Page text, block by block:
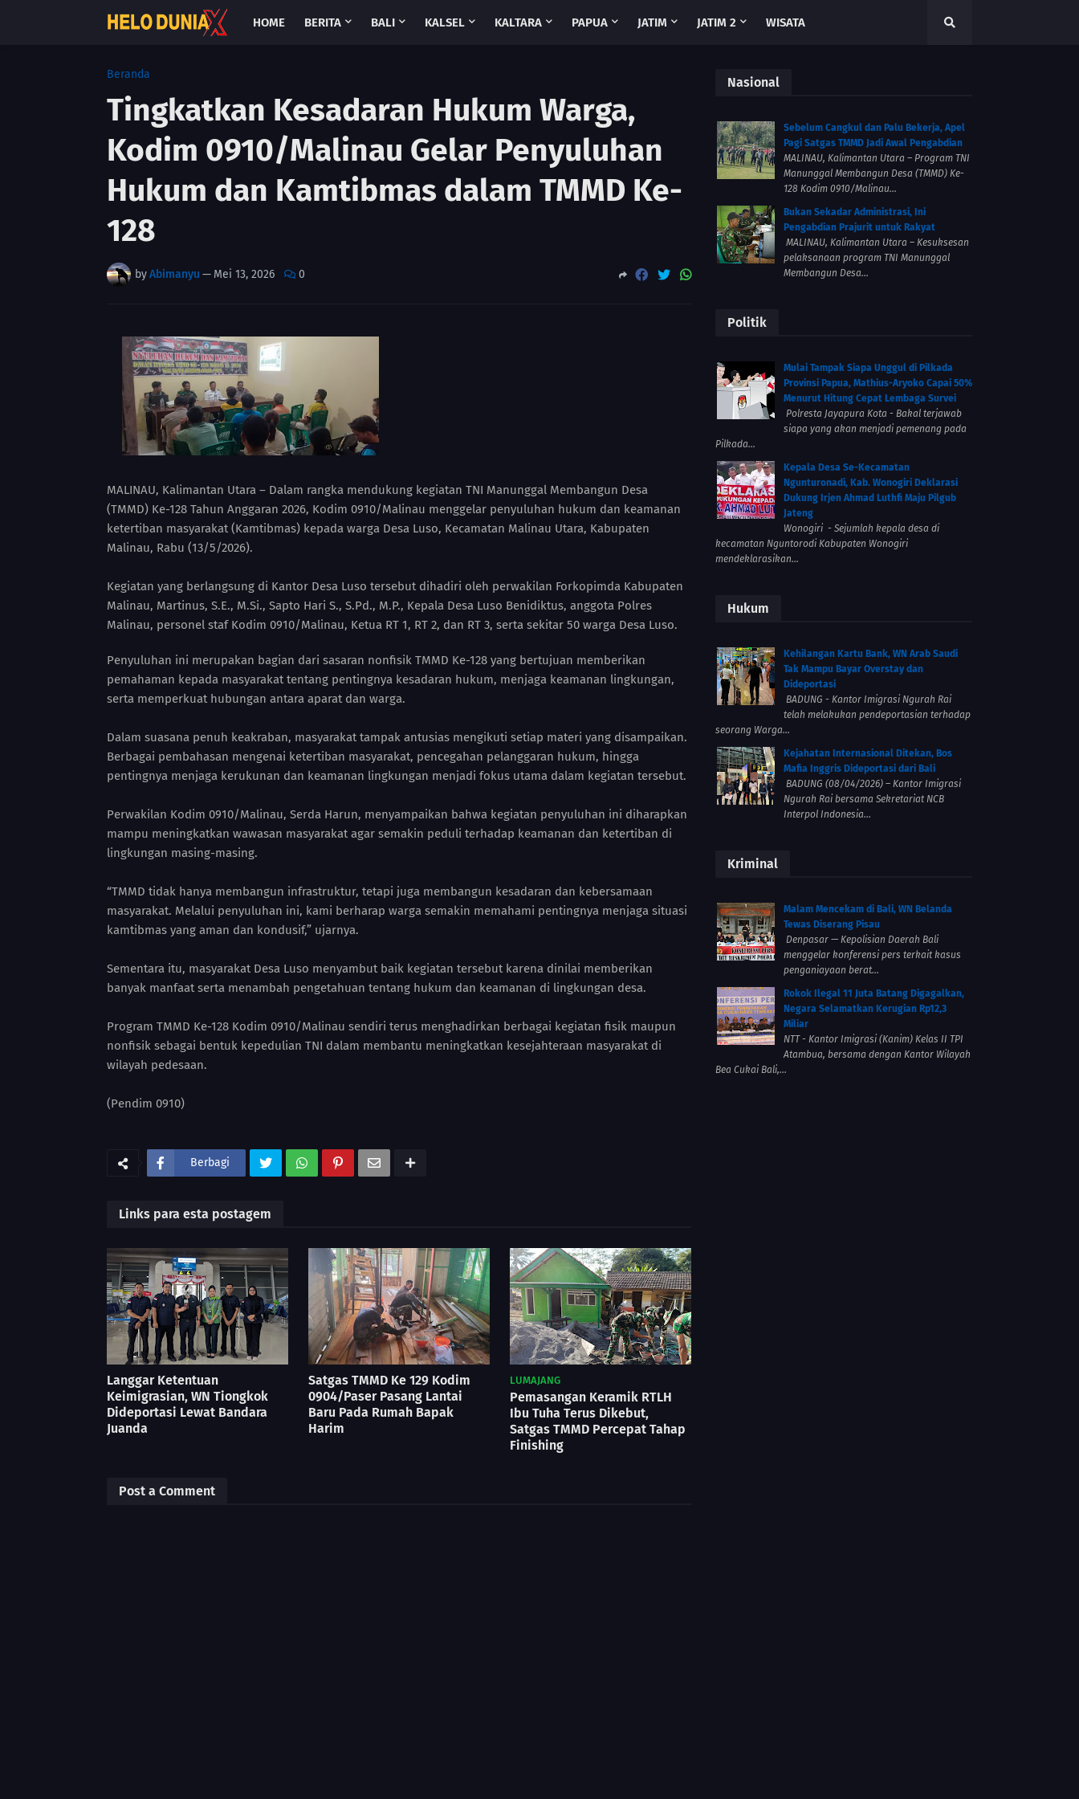
HOME BERITA BALI KALSEL KALTARA PAPUA JATIM JATIM 2 WISATA
Beranda
Tingkatkan Kesadaran Hukum Warga,
Kodim 0910/Malinau Gelar Penyuluhan
Hukum dan Kamtibmas dalam TMMD Ke-
128
byAbimanyu — Mei 13, 2026 0
MALINAU, Kalimantan Utara – Dalam rangka mendukung kegiatan TNI Manunggal Membangun Desa
(TMMD) Ke-128 Tahun Anggaran 2026, Kodim 0910/Malinau menggelar penyuluhan hukum dan keamanan
ketertiban masyarakat (Kamtibmas) kepada warga Desa Luso, Kecamatan Malinau Utara, Kabupaten
Malinau, Rabu (13/5/2026).
Kegiatan yang berlangsung di Kantor Desa Luso tersebut dihadiri oleh perwakilan Forkopimda Kabupaten
Malinau, Martinus, S.E., M.Si., Sapto Hari S., S.Pd., M.P., Kepala Desa Luso Benidiktus, anggota Polres
Malinau, personel staf Kodim 0910/Malinau, Ketua RT 1, RT 2, dan RT 3, serta sekitar 50 warga Desa Luso.
Penyuluhan ini merupakan bagian dari sasaran nonfisik TMMD Ke-128 yang bertujuan memberikan
pemahaman kepada masyarakat tentang pentingnya kesadaran hukum, menjaga keamanan lingkungan,
serta memperkuat hubungan antara aparat dan warga.
Dalam suasana penuh keakraban, masyarakat tampak antusias mengikuti setiap materi yang disampaikan.
Berbagai pembahasan mengenai ketertiban masyarakat, pencegahan pelanggaran hukum, hingga
pentingnya menjaga kerukunan dan keamanan lingkungan menjadi fokus utama dalam kegiatan tersebut.
Perwakilan Kodim 0910/Malinau, Serda Harun, menyampaikan bahwa kegiatan penyuluhan ini diharapkan
mampu meningkatkan wawasan masyarakat agar semakin peduli terhadap keamanan dan ketertiban di
lingkungan masing-masing.
“TMMD tidak hanya membangun infrastruktur, tetapi juga membangun kesadaran dan kebersamaan
masyarakat. Melalui penyuluhan ini, kami berharap warga semakin memahami pentingnya menjaga situasi
kamtibmas yang aman dan kondusif,” ujarnya.
Sementara itu, masyarakat Desa Luso menyambut baik kegiatan tersebut karena dinilai memberikan
banyak manfaat serta menambah pengetahuan tentang hukum dan keamanan di lingkungan desa.
Program TMMD Ke-128 Kodim 0910/Malinau sendiri terus menghadirkan berbagai kegiatan fisik maupun
nonfisik sebagai bentuk kepedulian TNI dalam membantu meningkatkan kesejahteraan masyarakat di
wilayah pedesaan.
(Pendim 0910)
Berbagi
Links para esta postagem
Langgar Ketentuan
Keimigrasian, WN Tiongkok
Dideportasi Lewat Bandara
Juanda
Satgas TMMD Ke 129 Kodim
0904/Paser Pasang Lantai
Baru Pada Rumah Bapak
Harim
LUMAJANG
Pemasangan Keramik RTLH
Ibu Tuha Terus Dikebut,
Satgas TMMD Percepat Tahap
Finishing
Post a Comment
Nasional
Sebelum Cangkul dan Palu Bekerja, Apel
Pagi Satgas TMMD Jadi Awal Pengabdian
MALINAU, Kalimantan Utara – Program TNI
Manunggal Membangun Desa (TMMD) Ke-
128 Kodim 0910/Malinau...
Bukan Sekadar Administrasi, Ini
Pengabdian Prajurit untuk Rakyat
MALINAU, Kalimantan Utara – Kesuksesan
pelaksanaan program TNI Manunggal
Membangun Desa...
Politik
Mulai Tampak Siapa Unggul di Pilkada
Provinsi Papua, Mathius-Aryoko Capai 50%
Menurut Hitung Cepat Lembaga Survei
Polresta Jayapura Kota - Bakal terjawab
siapa yang akan menjadi pemenang pada
Pilkada...
Kepala Desa Se-Kecamatan
Ngunturonadi, Kab. Wonogiri Deklarasi
Dukung Irjen Ahmad Luthfi Maju Pilgub
Jateng
Wonogiri - Sejumlah kepala desa di
kecamatan Nguntorodi Kabupaten Wonogiri
mendeklarasikan...
Hukum
Kehilangan Kartu Bank, WN Arab Saudi
Tak Mampu Bayar Overstay dan
Dideportasi
BADUNG - Kantor Imigrasi Ngurah Rai
telah melakukan pendeportasian terhadap
seorang Warga...
Kejahatan Internasional Ditekan, Bos
Mafia Inggris Dideportasi dari Bali
BADUNG (08/04/2026) – Kantor Imigrasi
Ngurah Rai bersama Sekretariat NCB
Interpol Indonesia...
Kriminal
Malam Mencekam di Bali, WN Belanda
Tewas Diserang Pisau
Denpasar — Kepolisian Daerah Bali
menggelar konferensi pers terkait kasus
penganiayaan berat...
Rokok Ilegal 11 Juta Batang Digagalkan,
Negara Selamatkan Kerugian Rp12,3
Miliar
NTT - Kantor Imigrasi (Kanim) Kelas II TPI
Atambua, bersama dengan Kantor Wilayah
Bea Cukai Bali,...